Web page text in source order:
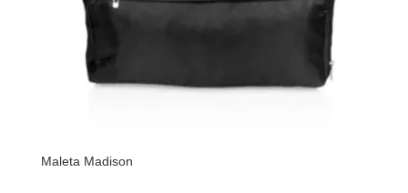
Maleta Madison